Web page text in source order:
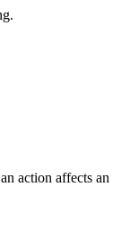
action affects an